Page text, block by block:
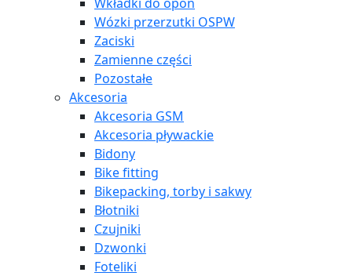
Wózki przerzutki OSPW
Zaciski
Zamienne części
Pozostałe
Akcesoria
Akcesoria GSM
Akcesoria pływackie
Bidony
Bike fitting
Bikepacking, torby i sakwy
Błotniki
Czujniki
Dzwonki
Foteliki